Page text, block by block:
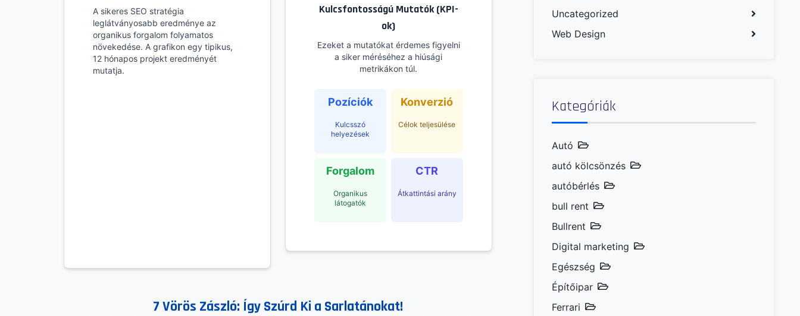
A sikeres SEO stratégia
leglátványosabb eredménye az
organikus forgalom folyamatos
növekedése. A grafikon egy tipikus,
12 hónapos projekt eredményét
mutatja.
Kulcsfontosságú Mutatók (KPI-
ok)
Ezeket a mutatókat érdemes figyelni
a siker méréséhez a hiúsági
metrikákon túl.
Pozíciók
Kulcsszó
helyezések
Konverzió
Célok teljesülése
Forgalom
Organikus
látogatók
CTR
Átkattintási arány
7 Vörös Zászló: Így Szúrd Ki a Sarlatánokat!
Uncategorized
Web Design
Kategóriák
Autó
autó kölcsönzés
autóbérlés
bull rent
Bullrent
Digital marketing
Egészség
Építőipar
Ferrari